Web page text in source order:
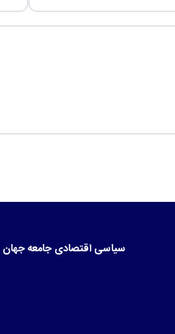
سیاسیاقتصادیجامعهجهان